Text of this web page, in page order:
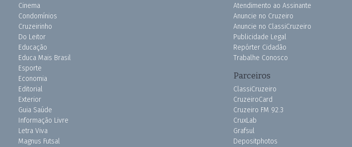
Cinema
Condomínios
Cruzeirinho
Do Leitor
Educação
Educa Mais Brasil
Esporte
Economia
Editorial
Exterior
Guia Saúde
Informação Livre
Letra Viva
Magnus Futsal
Atendimento ao Assinante
Anuncie no Cruzeiro
Anuncie no ClassiCruzeiro
Publicidade Legal
Repórter Cidadão
Trabalhe Conosco
Parceiros
ClassiCruzeiro
CruzeiroCard
Cruzeiro FM 92.3
CruxLab
Grafsul
Depositphotos